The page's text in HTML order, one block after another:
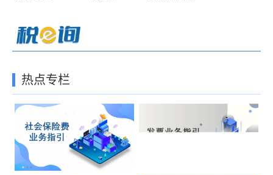
热点专栏